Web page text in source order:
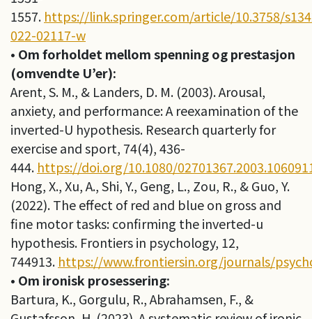
1557. https://link.springer.com/article/10.3758/
022-02117-w
• Om forholdet mellom spenning og prestasjon
(omvendte U’er):
Arent, S. M., & Landers, D. M. (2003). Arousal,
anxiety, and performance: A reexamination of the
inverted-U hypothesis. Research quarterly for
exercise and sport, 74(4), 436-
444. https://doi.org/10.1080/
Hong, X., Xu, A., Shi, Y., Geng, L., Zou, R., & Guo, Y.
(2022). The effect of red and blue on gross and
fine motor tasks: confirming the inverted-u
hypothesis. Frontiers in psychology, 12,
744913. https://www.frontiersin.org/journals/
• Om ironisk prosessering:
Bartura, K., Gorgulu, R., Abrahamsen, F., &